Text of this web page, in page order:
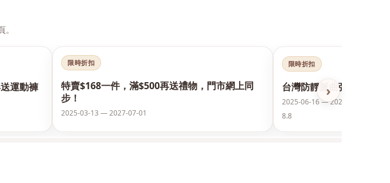
›
運動褲
限時折扣
特賣$168一件，滿$500再送禮物，門市網上同
步！
2025-03-13 — 2027-07-01
限時折扣
台灣防靜脈曲張襪保護美
2025-06-16 — 2026-12-31
8.8